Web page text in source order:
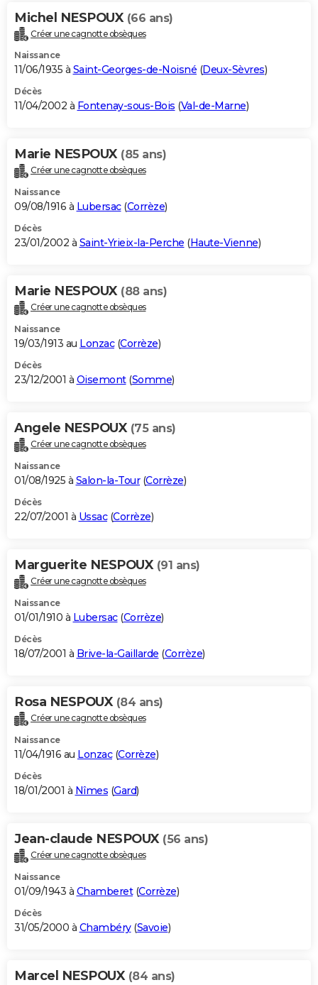
Michel NESPOUX (66 ans)
Créer une cagnotte obsèques
Naissance
11/06/1935 à Saint-Georges-de-Noisné (Deux-Sèvres)
Décès
11/04/2002 à Fontenay-sous-Bois (Val-de-Marne)
Marie NESPOUX (85 ans)
Créer une cagnotte obsèques
Naissance
09/08/1916 à Lubersac(Corrèze)
Décès
23/01/2002 à Saint-Yrieix-la-Perche (Haute-Vienne)
Marie NESPOUX (88 ans)
Créer une cagnotte obsèques
Naissance
19/03/1913 au Lonzac(Corrèze)
Décès
23/12/2001 à Oisemont(Somme)
Angele NESPOUX (75 ans)
Créer une cagnotte obsèques
Naissance
01/08/1925 à Salon-la-Tour(Corrèze)
Décès
22/07/2001 à Ussac(Corrèze)
Marguerite NESPOUX (91 ans)
Créer une cagnotte obsèques
Naissance
01/01/1910 à Lubersac(Corrèze)
Décès
18/07/2001 à Brive-la-Gaillarde (Corrèze)
Rosa NESPOUX (84 ans)
Créer une cagnotte obsèques
Naissance
11/04/1916 au Lonzac(Corrèze)
Décès
18/01/2001 à Nîmes (Gard)
Jean-claude NESPOUX (56 ans)
Créer une cagnotte obsèques
Naissance
01/09/1943 à Chamberet(Corrèze)
Décès
31/05/2000 à Chambéry(Savoie)
Marcel NESPOUX (84 ans)